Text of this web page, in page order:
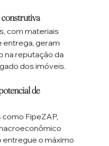
construtiva
com materiais
entrega, geram
na reputação da
dos imóveis.
de
FipeZAP,
entregue o máximo